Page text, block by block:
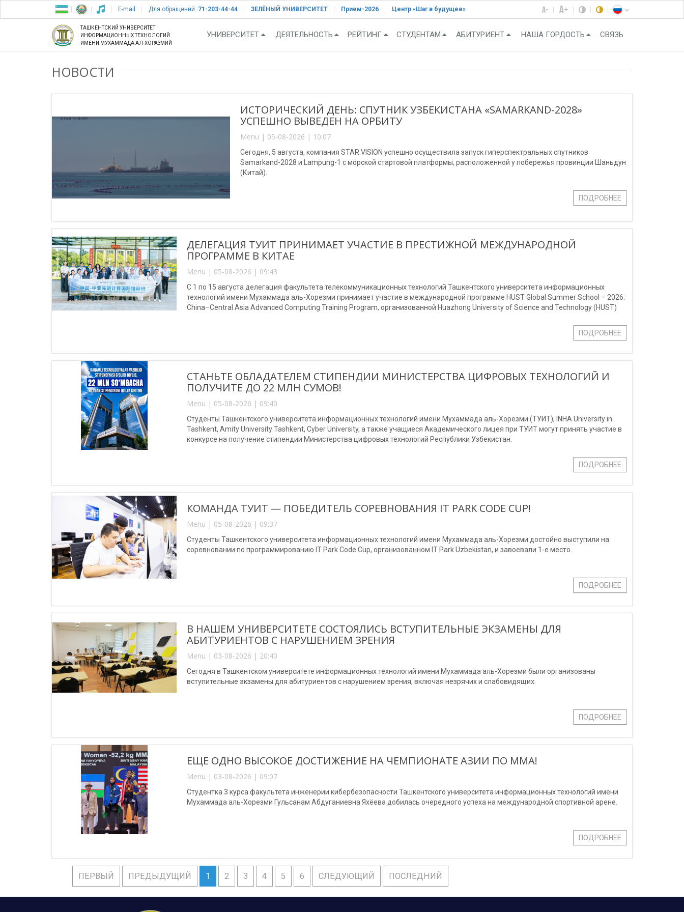
E-mail Для обращений: 71-203-44-44 ЗЕЛЁНЫЙ УНИВЕРСИТЕТ Прием-2026 Центр «Шаг в будущее»
ТАШКЕНТСКИЙ УНИВЕРСИТЕТ
ИНФОРМАЦИОННЫХ ТЕХНОЛОГИЙ
ИМЕНИ МУХАММАДА АЛ-ХОРАЗМИЙ
УНИВЕРСИТЕТ ДЕЯТЕЛЬНОСТЬ РЕЙТИНГ СТУДЕНТАМ АБИТУРИЕНТ НАША ГОРДОСТЬ СВЯЗЬ
НОВОСТИ
ИСТОРИЧЕСКИЙ ДЕНЬ: СПУТНИК УЗБЕКИСТАНА «SAMARKAND-2028»
УСПЕШНО ВЫВЕДЕН НА ОРБИТУ
Menu | 05-08-2026 | 10:07
Сегодня, 5 августа, компания STAR.VISION успешно осуществила запуск гиперспектральных спутников
Samarkand-2028 и Lampung-1 с морской стартовой платформы, расположенной у побережья провинции Шаньдун
(Китай).
ПОДРОБНЕЕ
ДЕЛЕГАЦИЯ ТУИТ ПРИНИМАЕТ УЧАСТИЕ В ПРЕСТИЖНОЙ МЕЖДУНАРОДНОЙ
ПРОГРАММЕ В КИТАЕ
Menu | 05-08-2026 | 09:43
С 1 по 15 августа делегация факультета телекоммуникационных технологий Ташкентского университета информационных
технологий имени Мухаммада аль-Хорезми принимает участие в международной программе HUST Global Summer School – 2026:
China–Central Asia Advanced Computing Training Program, организованной Huazhong University of Science and Technology (HUST)
ПОДРОБНЕЕ
СТАНЬТЕ ОБЛАДАТЕЛЕМ СТИПЕНДИИ МИНИСТЕРСТВА ЦИФРОВЫХ ТЕХНОЛОГИЙ И
ПОЛУЧИТЕ ДО 22 МЛН СУМОВ!
Menu | 05-08-2026 | 09:40
Студенты Ташкентского университета информационных технологий имени Мухаммада аль-Хорезми (ТУИТ), INHA University in
Tashkent, Amity University Tashkent, Cyber University, а также учащиеся Академического лицея при ТУИТ могут принять участие в
конкурсе на получение стипендии Министерства цифровых технологий Республики Узбекистан.
ПОДРОБНЕЕ
КОМАНДА ТУИТ — ПОБЕДИТЕЛЬ СОРЕВНОВАНИЯ IT PARK CODE CUP!
Menu | 05-08-2026 | 09:37
Студенты Ташкентского университета информационных технологий имени Мухаммада аль-Хорезми достойно выступили на
соревновании по программированию IT Park Code Cup, организованном IT Park Uzbekistan, и завоевали 1-е место.
ПОДРОБНЕЕ
В НАШЕМ УНИВЕРСИТЕТЕ СОСТОЯЛИСЬ ВСТУПИТЕЛЬНЫЕ ЭКЗАМЕНЫ ДЛЯ
АБИТУРИЕНТОВ С НАРУШЕНИЕМ ЗРЕНИЯ
Menu | 03-08-2026 | 20:40
Сегодня в Ташкентском университете информационных технологий имени Мухаммада аль-Хорезми были организованы
вступительные экзамены для абитуриентов с нарушением зрения, включая незрячих и слабовидящих.
ПОДРОБНЕЕ
ЕЩЕ ОДНО ВЫСОКОЕ ДОСТИЖЕНИЕ НА ЧЕМПИОНАТЕ АЗИИ ПО ММА!
Menu | 03-08-2026 | 09:07
Студентка 3 курса факультета инженерии кибербезопасности Ташкентского университета информационных технологий имени
Мухаммада аль-Хорезми Гульсанам Абдуганиевна Яхёева добилась очередного успеха на международной спортивной арене.
ПОДРОБНЕЕ
ПЕРВЫЙ ПРЕДЫДУЩИЙ 1 2 3 4 5 6 СЛЕДУЮЩИЙ ПОСЛЕДНИЙ